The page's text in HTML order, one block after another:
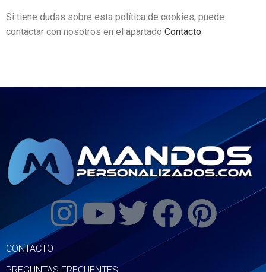
Si tiene dudas sobre esta política de cookies, puede
contactar con nosotros en el apartado Contacto
CONTACTO
PREGUNTAS FRECUENTES